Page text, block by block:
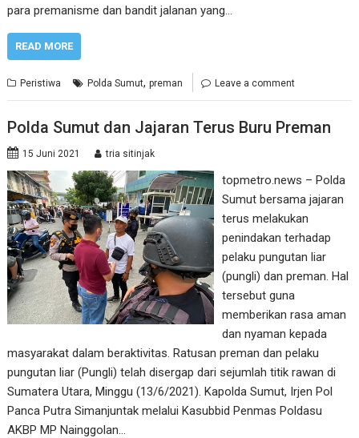
para premanisme dan bandit jalanan yang…
READ MORE
Peristiwa Polda Sumut,preman Leave a comment
Polda Sumut dan Jajaran Terus Buru Preman
15 Juni 2021 tria sitinjak
topmetro.news – Polda
Sumut bersama jajaran
terus melakukan
penindakan terhadap
pelaku pungutan liar
(pungli) dan preman. Hal
tersebut guna
memberikan rasa aman
dan nyaman kepada
masyarakat dalam beraktivitas. Ratusan preman dan pelaku
pungutan liar (Pungli) telah disergap dari sejumlah titik rawan di
Sumatera Utara, Minggu (13/6/2021). Kapolda Sumut, Irjen Pol
Panca Putra Simanjuntak melalui Kasubbid Penmas Poldasu
AKBP MP Nainggolan…